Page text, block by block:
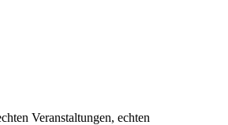
Veranstaltungen, echten